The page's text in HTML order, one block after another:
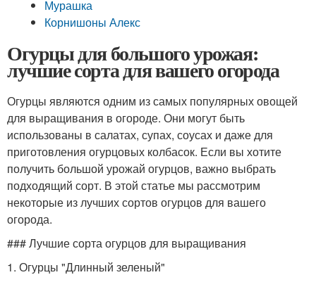
Мурашка
Корнишоны Алекс
Огурцы для большого урожая:
лучшие сорта для вашего огорода
Огурцы являются одним из самых популярных овощей
для выращивания в огороде. Они могут быть
использованы в салатах, супах, соусах и даже для
приготовления огурцовых колбасок. Если вы хотите
получить большой урожай огурцов, важно выбрать
подходящий сорт. В этой статье мы рассмотрим
некоторые из лучших сортов огурцов для вашего
огорода.
### Лучшие сорта огурцов для выращивания
1. Огурцы "Длинный зеленый"